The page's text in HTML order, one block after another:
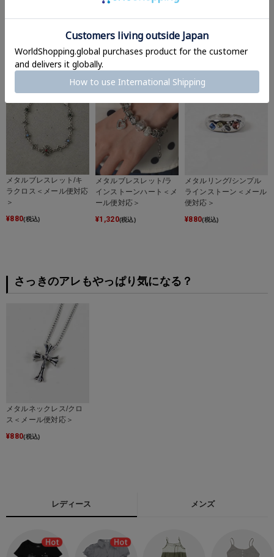
880(税込)
＜メール便対応＞
¥ 880(税込)
応＞
¥880(税込)
メタルブレスレット/キ
ラクロス＜メール便対応
＞
¥880(税込)
メタルブレスレット/ラ
インストーンハート＜メ
ール便対応＞
¥1,320(税込)
メタルリング/シンプル
ラインストーン＜メール
便対応＞
¥880(税込)
さっきのアレもやっぱり気になる？
メタルネックレス/クロ
ス＜メール便対応＞
¥880(税込)
レディース メンズ